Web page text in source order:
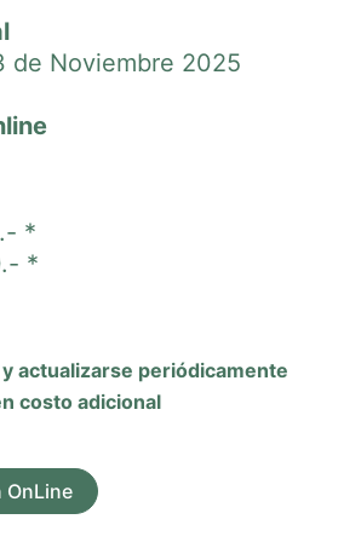
de Noviembre 2025
*
*
actualizarse periódicamente
costo adicional
OnLine